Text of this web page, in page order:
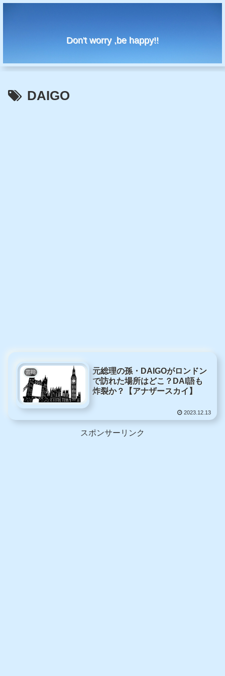
Don't worry ,be happy!!
DAIGO
芸能
元総理の孫・DAIGOがロンドン
で訪れた場所はどこ？DAI語も
炸裂か？【アナザースカイ】
2023.12.13
スポンサーリンク